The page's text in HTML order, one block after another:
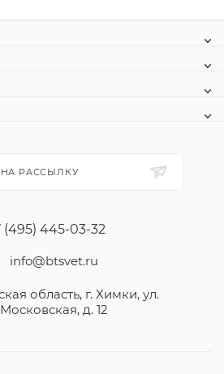
РАССЫЛКУ
(495) 445-03-32
info@btsvet.ru
область, г. Химки, ул.
Московская, д. 12